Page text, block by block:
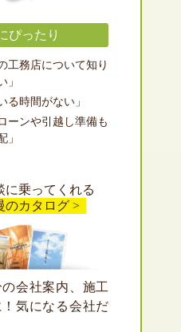
ぴったり
工務店について知り
」
る時間がない」
ーンや引越し準備も
」
に乗ってくれる
のカタログ >
会社案内、施工
気になる会社だ